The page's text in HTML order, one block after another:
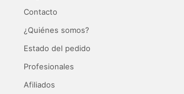
Contacto
¿Quiénes somos?
Estado del pedido
Profesionales
Afiliados